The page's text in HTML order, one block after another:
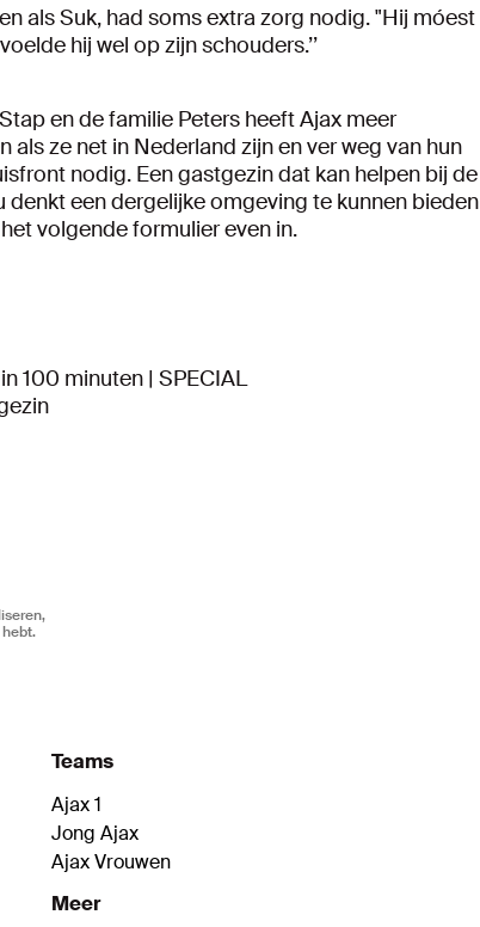
als Suk, had soms extra zorg nodig. "Hij móest
hij wel op zijn schouders.’’
en de familie Peters heeft Ajax meer
ze net in Nederland zijn en ver weg van hun
nodig. Een gastgezin dat kan helpen bij de
een dergelijke omgeving te kunnen bieden
volgende formulier even in.
100 minuten | SPECIAL
Teams
Ajax 1
Jong Ajax
Ajax Vrouwen
Meer